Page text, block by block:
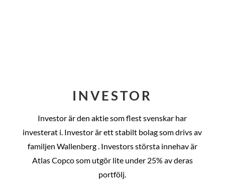
INVESTOR
Investor är den aktie som flest svenskar har
investerat i. Investor är ett stabilt bolag som drivs av
familjen Wallenberg . Investors största innehav är
Atlas Copco som utgör lite under 25% av deras
portfölj.